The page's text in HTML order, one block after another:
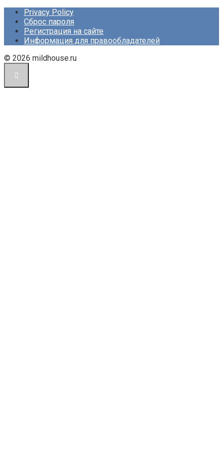
Privacy Policy
Сброс пароля
Регистрация на сайте
Информация для правообладателей
© 2026 mildhouse.ru